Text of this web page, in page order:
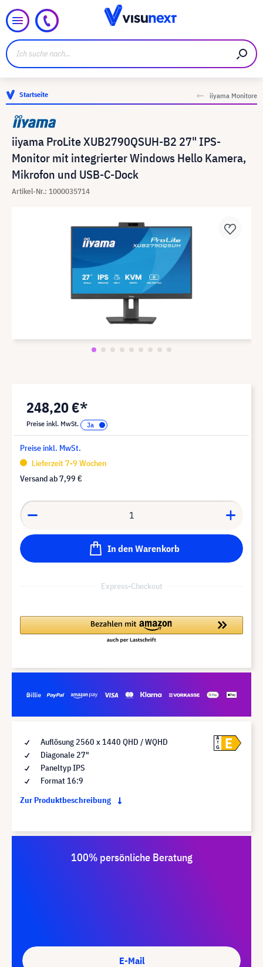
Startseite iiyama Monitore
iiyama ProLite XUB2790QSUH-B2 27" IPS-
Monitor mit integrierter Windows Hello Kamera,
Mikrofon und USB-C-Dock
Artikel-Nr.: 1000035714
248,20 €*
Preise inkl. MwSt.
Preise inkl. MwSt.
Lieferzeit 7-9 Wochen
Versand ab7,99 €
In den Warenkorb
Express-Checkout
Auflösung 2560 x 1440 QHD / WQHD
Diagonale 27"
Paneltyp IPS
Format 16:9
Zur Produktbeschreibung
A
G
E
100% persönliche Beratung
E-Mail